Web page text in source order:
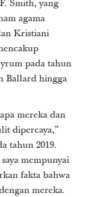
Smith, yang
agama
Kristiani
pada tahun
Ballard hingga
mereka dan
dipercaya,”
tahun 2019.
mempunyai
fakta bahwa
mereka.